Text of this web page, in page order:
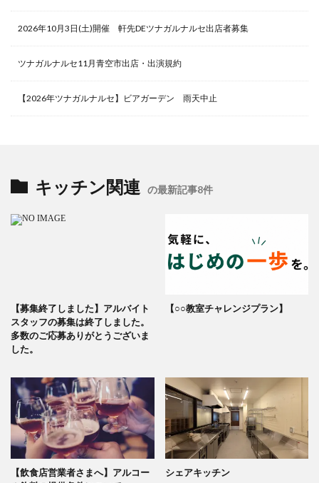
2026年10月3日(土)開催 軒先DEツナガルナルセ出店者募集
ツナガルナルセ11月青空市出店・出演規約
【2026年ツナガルナルセ】ビアガーデン 雨天中止
キッチン関連 の最新記事8件
【募集終了しました】アルバイト
スタッフの募集は終了しました。
多数のご応募ありがとうございま
した。
【○○教室チャレンジプラン】
【飲食店営業者さまへ】アルコー
シェアキッチン